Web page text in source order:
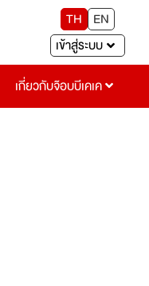
TH
EN
เข้าสู่ระบบ
เกี่ยวกับจ๊อบบีเคเค